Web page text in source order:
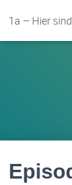
1a – Hier